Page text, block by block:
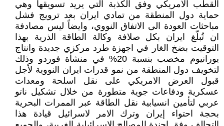
القطب الامريكي وفق الكذبة التي يريد تسويقها وهي
حماية دول المنطقة من تمادي ايران بعد ترويج فشل
مباحثات العودة الى الاتفاق النووي، وايضاً ليس مصادفة
ان تُبلّغ ايران بكل صلافة وكالة الطاقة الذرية بهذا
التوقيت بضخ الغار في اجهزة طرد مركزي جديدة وانتاج
يورانيوم مخصب بنسبة 20% في منشأة فوردو وذلك
لتخويف دول المنطقة من نمو قدرات ايران النووية لأجل
قبول العرض الامريكي على نقل اسلحة ومعدات
عسكرية ودفاعات جوية متطورة من خلال تشكيل ناتو
عربي لتأمين انسيابية نقل الطاقة عبر الممرات البحرية
بحجة احتواء إيران وترك الامر لاسرائيل قيادة هذا